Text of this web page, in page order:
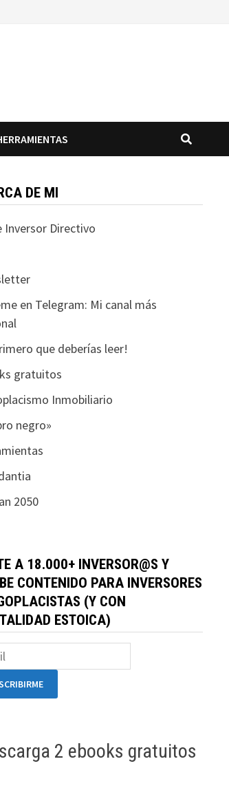
DE MI
Inversor Directivo
en Telegram: Mi canal más
que deberías leer!
gratuitos
Inmobiliario
negro»
2050
A 18.000+ INVERSOR@S Y
CONTENIDO PARA INVERSORES
(Y CON
ESTOICA)
2 ebooks gratuitos